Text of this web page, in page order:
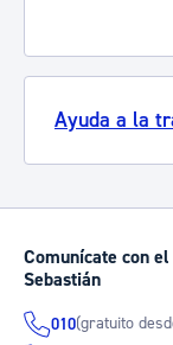
Ayuda a la
Comunícate con
Sebastián
010(gratuito